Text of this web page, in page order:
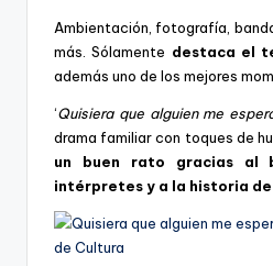
Ambientación, fotografía,
más. Sólamente destaca el
además uno de los mejores
‘Quisiera que alguien me
drama familiar con toques de
un buen rato gracias al
intérpretes y a la historia